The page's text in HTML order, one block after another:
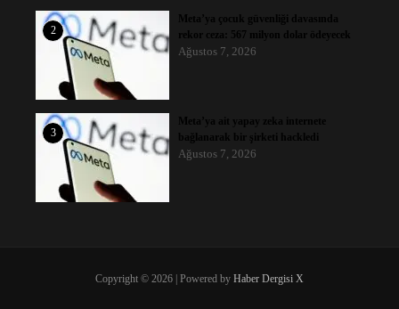
2
Meta’ya çocuk güvenliği davasında
rekor ceza: 567 milyon dolar ödeyecek
Ağustos 7, 2026
3
Meta’ya ait yapay zeka internete
bağlanarak bir şirketi hackledi
Ağustos 7, 2026
Copyright © 2026 | Powered by Haber Dergisi X